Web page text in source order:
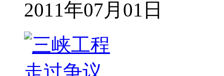
2011年07月01日